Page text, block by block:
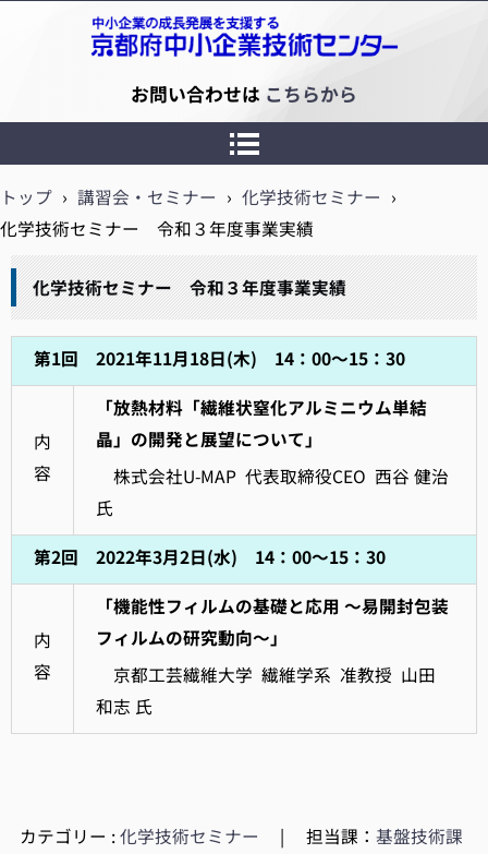
京都府中小企業技術センター
お問い合わせは こちらから
トップ › 講習会・セミナー › 化学技術セミナー ›
化学技術セミナー 令和３年度事業実績
化学技術セミナー 令和３年度事業実績
第1回 2021年11月18日(木) 14：00～15：30
内
容
「放熱材料「繊維状窒化アルミニウム単結
晶」の開発と展望について」
株式会社U-MAP 代表取締役CEO 西谷 健治
氏
第2回 2022年3月2日(水) 14：00～15：30
内
容
「機能性フィルムの基礎と応用 ～易開封包装
フィルムの研究動向～」
京都工芸繊維大学 繊維学系 准教授 山田
和志 氏
カテゴリー :化学技術セミナー | 担当課：基盤技術課